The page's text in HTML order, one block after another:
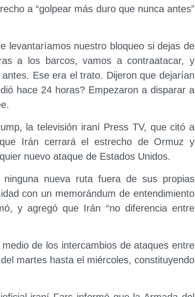
a “golpear más duro que nunca antes”
levantaríamos nuestro bloqueo si dejas de
a los barcos, vamos a contraatacar, y
Ese era el trato. Dijeron que dejarían
hace 24 horas? Empezaron a disparar a
la televisión iraní Press TV, que citó a
Irán cerrará el estrecho de Ormuz y
nuevo ataque de Estados Unidos.
nueva ruta fuera de sus propias
con un memorándum de entendimiento
y agregó que Irán “no diferencia entre
de los intercambios de ataques entre
martes hasta el miércoles, constituyendo